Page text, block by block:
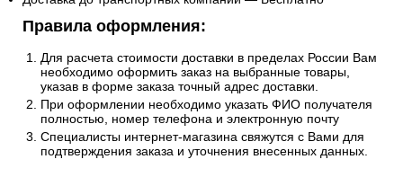
Правила оформления:
Для расчета стоимости доставки в пределах России Вам
необходимо оформить заказ на выбранные товары,
указав в форме заказа точный адрес доставки.
При оформлении необходимо указать ФИО получателя
полностью, номер телефона и электронную почту
Специалисты интернет-магазина свяжутся с Вами для
подтверждения заказа и уточнения внесенных данных.